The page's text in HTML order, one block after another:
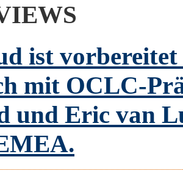
ist vorbereitet
mit OCLC-
und Eric van